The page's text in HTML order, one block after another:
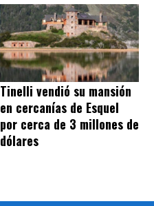
Tinelli vendió su mansión
en cercanías de Esquel
por cerca de 3 millones de
dólares